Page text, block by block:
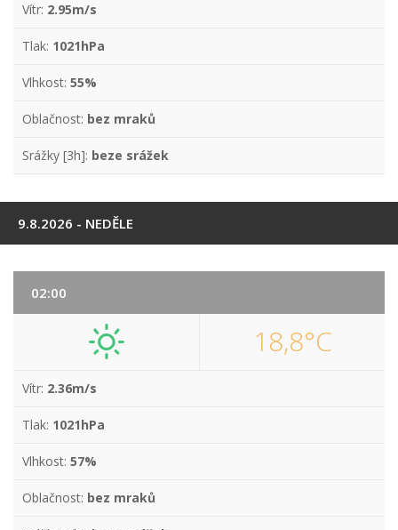
Vítr: 2.95m/s
Tlak: 1021hPa
Vlhkost: 55%
Oblačnost: bez mraků
Srážky [3h]: beze srážek
9.8.2026 - NEDĚLE
02:00
18,8°C
Vítr: 2.36m/s
Tlak: 1021hPa
Vlhkost: 57%
Oblačnost: bez mraků